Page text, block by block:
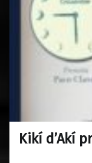
Kikí d’Akí
27/11/20180
Maravillas